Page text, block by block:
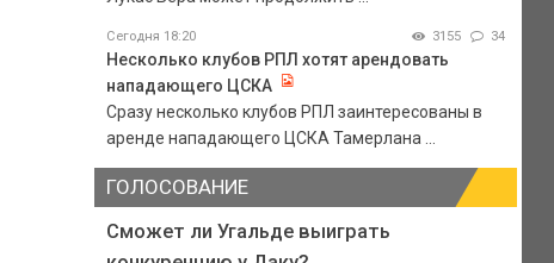
Сегодня 18:20 3155 34
Несколько клубов РПЛ хотят арендовать
нападающего ЦСКА
Сразу несколько клубов РПЛ заинтересованы в
аренде нападающего ЦСКА Тамерлана ...
ГОЛОСОВАНИЕ
Сможет ли Угальде выиграть